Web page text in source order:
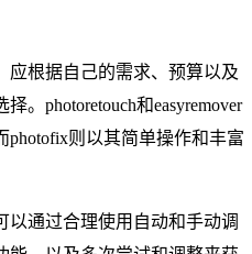
应根据自己的需求、预算以及
。photoretouch和easyremover
则以其简单操作和丰富
通过合理使用自动和手动调